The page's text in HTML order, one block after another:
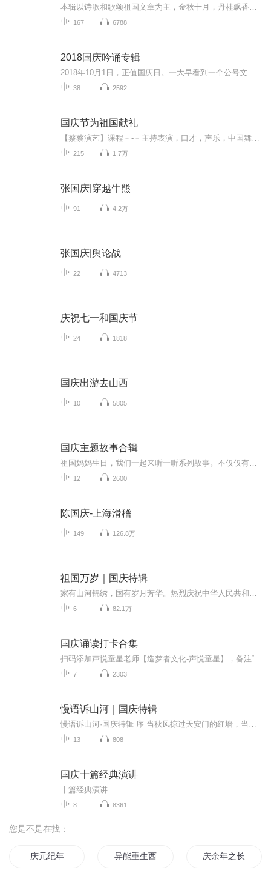
167 6788
2018国庆吟诵专辑
38 2592
国庆节为祖国献礼
215 1.7万
张国庆|穿越牛熊
91 4.2万
张国庆|舆论战
22 4713
庆祝七一和国庆节
24 1818
国庆出游去山西
10 5805
国庆主题故事合辑
12 2600
陈国庆-上海滑稽
149 126.8万
祖国万岁｜国庆特辑
6 82.1万
国庆诵读打卡合集
7 2303
慢语诉山河｜国庆特辑
13 808
国庆十篇经典演讲
十篇经典演讲
8 8361
您是不是在找：
庆元纪年 异能重生西门庆 庆余年之长歌行